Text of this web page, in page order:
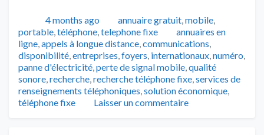
Publié
4 months ago Catégories
annuaire gratuit,mobile,
portable,téléphone,telephone fixe Tags
annuaires en
ligne,appels à longue distance,communications,
disponibilité,entreprises,foyers, internationaux,numéro,
panne d'électricité,perte de signal mobile,qualité
sonore,recherche,recherche téléphone fixe,services de
renseignements téléphoniques,solution économique,
téléphone fixe
Laisser un commentaire